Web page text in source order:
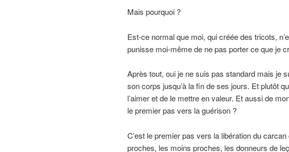
Mais pourquoi ?
Est-ce normal que moi, qui créée des tricots,
punisse moi-même de ne pas porter ce que je
Après tout, oui je ne suis pas standard mais je
son corps jusqu’à la fin de ses jours. Et plutôt
l’aimer et de le mettre en valeur. Et aussi de
le premier pas vers la guérison ?
C’est le premier pas vers la libération du
proches, les moins proches, les donneurs de